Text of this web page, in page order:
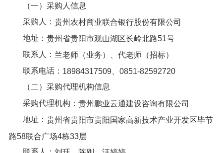
（一）采购人信息
采购人： 贵州农村商业联合银行股份有限公司
地址： 贵州省贵阳市观山湖区长岭北路51号
联系人： 兰老师（业务）、 代老师（招标）
联系电话： 18984317509、0851-82592720
（二）采购代理机构信息
采购代理机构： 贵州鹏业云通建设咨询有限公司
地址： 贵州省贵阳市贵阳国家高新技术产业开发区毕节
路58联合广场4栋33层